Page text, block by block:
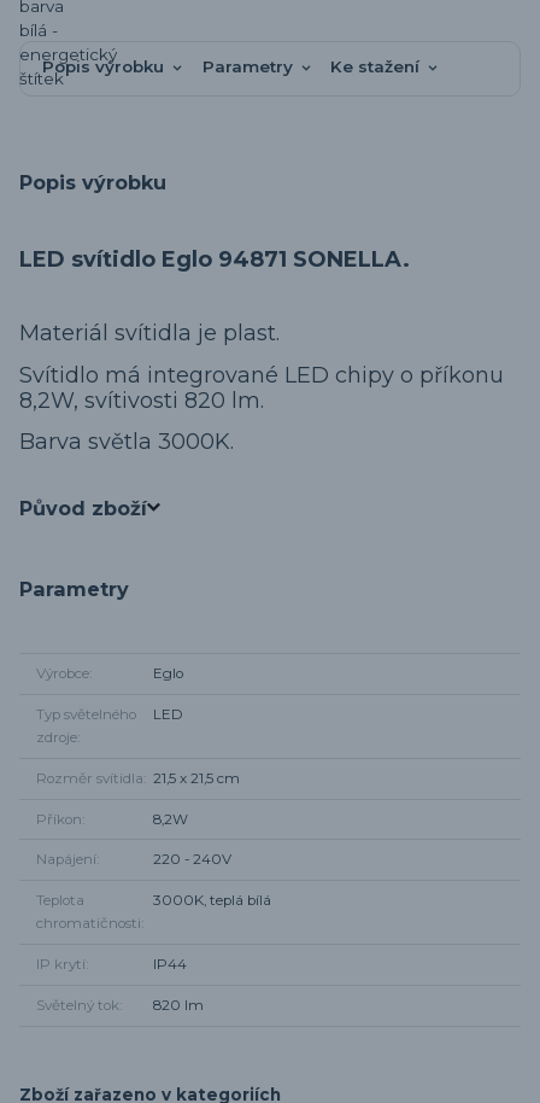
Popis výrobku Parametry Ke stažení
Popis výrobku
LED svítidlo Eglo 94871 SONELLA.
Materiál svítidla je plast.
Svítidlo má integrované LED chipy o příkonu
8,2W, svítivosti 820 lm.
Barva světla 3000K.
Původ zboží
Parametry
Výrobce Eglo
Typ světelného
zdroje
LED
Rozměr svítidla 21,5 x 21,5 cm
Příkon 8,2W
Napájení 220 - 240V
Teplota
chromatičnosti
3000K, teplá bílá
IP krytí IP44
Světelný tok 820 lm
Zboží zařazeno v kategoriích